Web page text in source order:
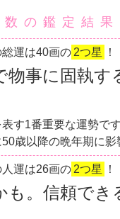
の鑑定結果
運は40画の 2つ星 ！
物事に固執
す1番重要な運勢で
歳以降の晩年期に影
運は26画の 2つ星 ！
も。信頼でき